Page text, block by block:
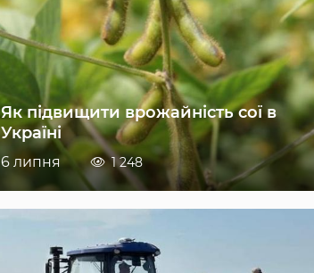
Як підвищити врожайність сої в
Україні
6 липня 1 248